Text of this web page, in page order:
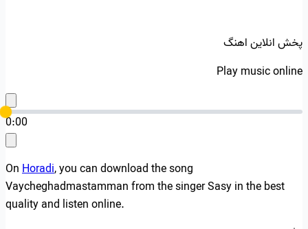
پخش انلاین اهنگ
Play music online
0:00
OnHoradi, you can download the song
Vaycheghadmastamman from the singer Sasy in the best
quality and listen online.